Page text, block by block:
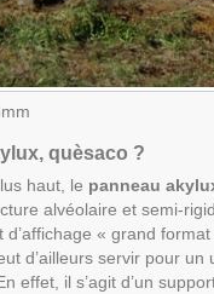
quèsaco ?
haut, le panneau
alvéolaire et semi-
« grand
d’ailleurs servir pour
effet, il s’agit d’un